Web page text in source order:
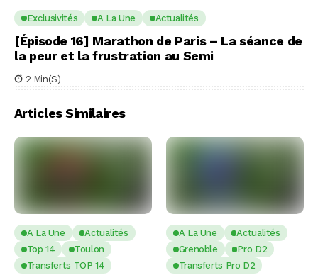
Exclusivités A La Une Actualités
[Épisode 16] Marathon de Paris – La séance de
la peur et la frustration au Semi
2 Min(s)
Articles Similaires
A La Une
Actualités
Top 14
Toulon
Transferts TOP 14
A La Une
Actualités
Grenoble
Pro D2
Transferts Pro D2